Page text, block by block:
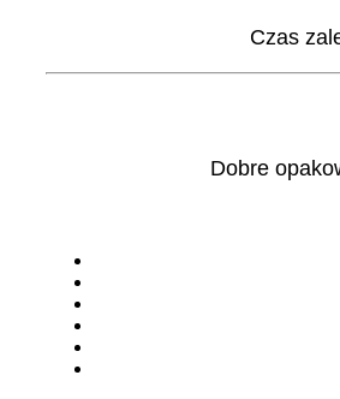
Czas
Dobre